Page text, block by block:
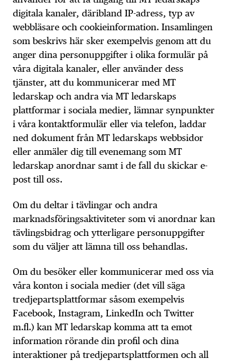
digitala kanaler, däribland IP-adress, typ av
webbläsare och cookieinformation. Insamlingen
som beskrivs här sker exempelvis genom att du
anger dina personuppgifter i olika formulär på
våra digitala kanaler, eller använder dess
tjänster, att du kommunicerar med MT
ledarskap och andra via MT ledarskaps
plattformar i sociala medier, lämnar synpunkter
i våra kontaktformulär eller via telefon, laddar
ned dokument från MT ledarskaps webbsidor
eller anmäler dig till evenemang som MT
ledarskap anordnar samt i de fall du skickar e-
post till oss.
Om du deltar i tävlingar och andra
marknadsföringsaktiviteter som vi anordnar kan
tävlingsbidrag och ytterligare personuppgifter
som du väljer att lämna till oss behandlas.
Om du besöker eller kommunicerar med oss via
våra konton i sociala medier (det vill säga
tredjepartsplattformar såsom exempelvis
Facebook, Instagram, LinkedIn och Twitter
m.fl.) kan MT ledarskap komma att ta emot
information rörande din profil och dina
interaktioner på tredjepartsplattformen och all